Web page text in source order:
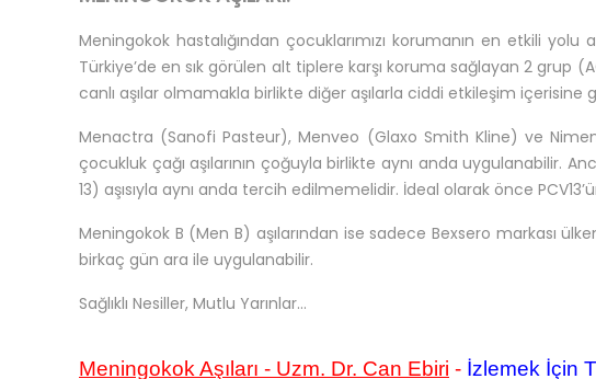
Meningokok hastalığından çocuklarımızı korumanın en etkili
Türkiye’de en sık görülen alt tiplere karşı koruma sağlayan 2 grup
canlı aşılar olmamakla birlikte diğer aşılarla ciddi etkileşim içerisine
Menactra (Sanofi Pasteur), Menveo (Glaxo Smith Kline) ve
çocukluk çağı aşılarının çoğuyla birlikte aynı anda uygulanabilir.
13) aşısıyla aynı anda tercih edilmemelidir. İdeal olarak önce
Meningokok B (Men B) aşılarından ise sadece Bexsero markası
birkaç gün ara ile uygulanabilir.
Sağlıklı Nesiller, Mutlu Yarınlar...
Meningokok Aşıları - Uzm. Dr. Can Ebiri - İzlemek İçin